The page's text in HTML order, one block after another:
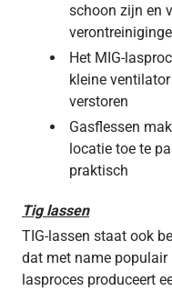
schoon zijn en
Het MIG-
kleine
verstoren
Gasflessen
locatie toe te
praktisch
Tig lassen
TIG-lassen staat ook
dat met name
lasproces produceert